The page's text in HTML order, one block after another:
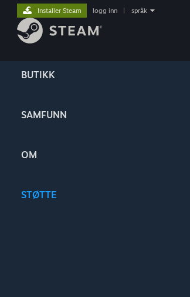
BUTIKK
SAMFUNN
OM
STØTTE
Installer Steam logg inn språk